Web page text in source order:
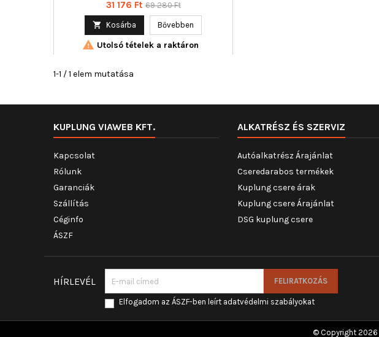
Ár
31 176 Ft Normál
69 280 Ft
 Kosárba Bővebben
 Utolsó tételek a raktáron
1-1 / 1 elem mutatása
KUPLUNG VIAWEB KFT.
Kapcsolat
Rólunk
Garanciák
Szállítás
Céginfo
ÁSZF
ALKATRÉSZ ÉS SZERVIZ
Autóalkatrész Árajánlat
Cseredarabos termékek
Kuplung csere árak
Kuplung csere Árajánlat
DSG kuplung csere
HÍRLEVÉL
Elfogadom az ÁSZF-ben leírt adatvédelmi szabályokat
© Copyright 2026